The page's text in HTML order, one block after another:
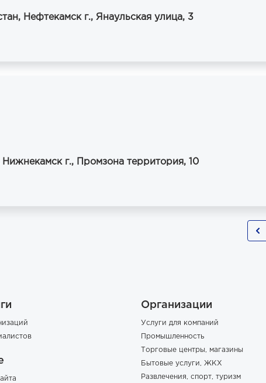
Нефтекамск г., Янаульская улица, 3
Нижнекамск г., Промзона территория, 10
Организации
Услуги для компаний
Промышленность
Торговые центры, магазины
Бытовые услуги, ЖКХ
Развлечения, спорт, туризм